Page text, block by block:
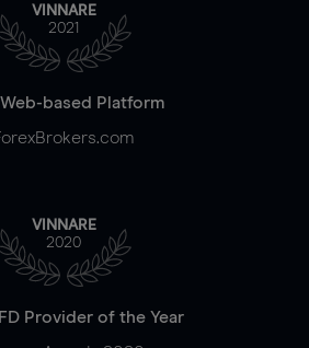
VINNARE
2021
Web-based Platform
VINNARE
2020
Provider of the Year